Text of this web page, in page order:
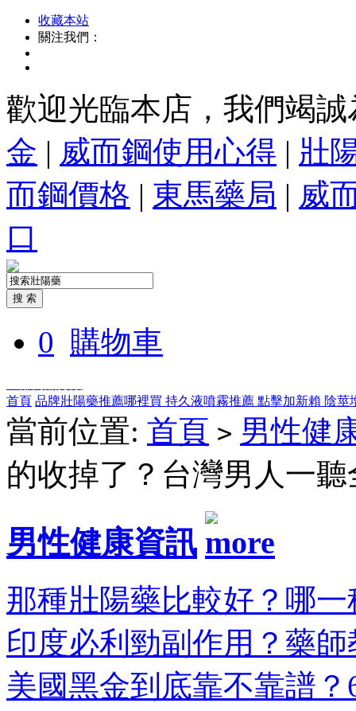
收藏本站
關注我們：
歡迎光臨本店，我們竭
金 | 威而鋼使用心得 | 壯
而鋼價格 | 東馬藥局 | 威
口
0 購物車
首頁 品牌壯陽藥推薦哪裡買 持久液噴霧推薦 點擊加新賴 陰莖
當前位置: 首頁 > 男性健
的收掉了？台灣男人一
男性健康資訊
那種壯陽藥比較好？哪
印度必利勁副作用？藥
美國黑金到底靠不靠譜？